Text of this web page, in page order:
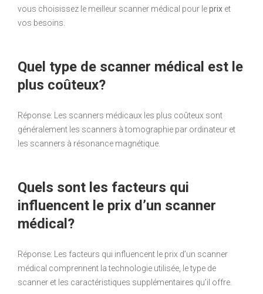
vous choisissez le meilleur scanner médical pour leprix et
vos besoins.
Quel type de scanner médical est le
plus coûteux?
Réponse: Les scanners médicaux les plus coûteux sont
généralement les scanners à tomographie par ordinateur et
les scanners à résonance magnétique.
Quels sont les facteurs qui
influencent le prix d’un scanner
médical?
Réponse: Les facteurs qui influencent le prix d’un scanner
médical comprennent la technologie utilisée, le type de
scanner et les caractéristiques supplémentaires qu’il offre.